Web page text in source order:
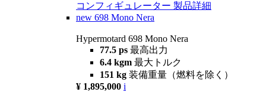
コンフィギュレーター 製品詳細
new 698 Mono Nera
Hypermotard 698 Mono Nera
77.5 ps 最高出力
6.4 kgm 最大トルク
151 kg 装備重量（燃料を除く）
¥ 1,895,000 i